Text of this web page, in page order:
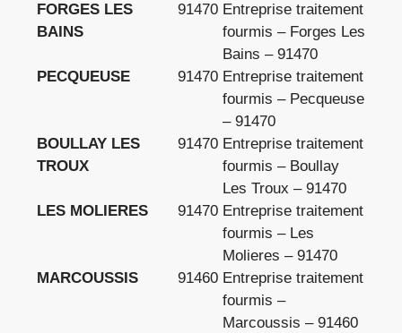
FORGES LES
BAINS
91470 Entreprise traitement
fourmis – Forges Les
Bains – 91470
PECQUEUSE
91470 Entreprise traitement
fourmis – Pecqueuse
– 91470
BOULLAY LES
TROUX
91470 Entreprise traitement
fourmis – Boullay
Les Troux – 91470
LES MOLIERES
91470 Entreprise traitement
fourmis – Les
Molieres – 91470
MARCOUSSIS
91460 Entreprise traitement
fourmis –
Marcoussis – 91460